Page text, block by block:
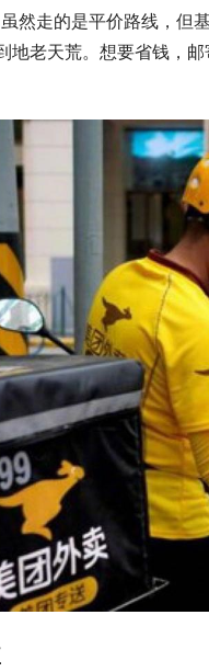
然走的是平价路线，但
地老天荒。想要省钱，